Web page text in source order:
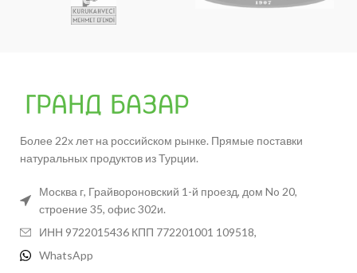
Более 22х лет на российском рынке. Прямые поставки
натуральных продуктов из Турции.
Москва г, Грайвороновский 1-й проезд, дом No 20,
строение 35, офис 302и.
ИНН 9722015436 КПП 772201001 109518,
WhatsApp